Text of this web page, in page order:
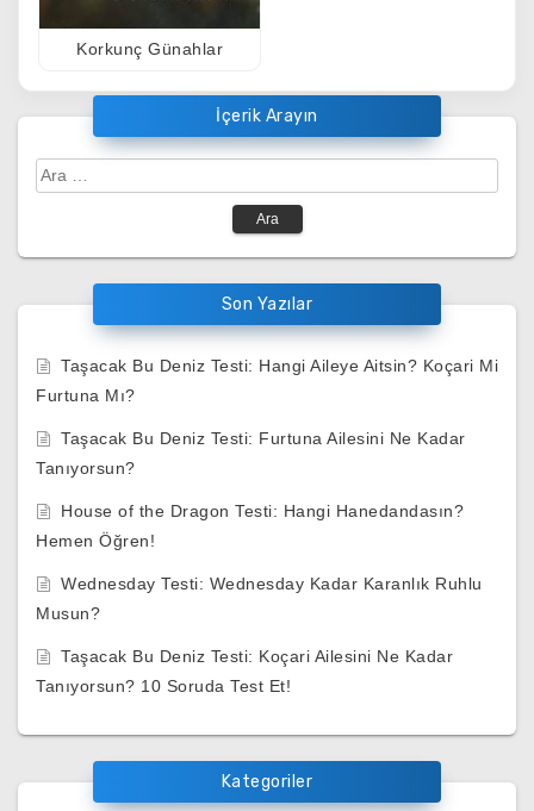
Korkunç Günahlar
İçerik Arayın
Arama:
Son Yazılar
Taşacak Bu Deniz Testi: Hangi Aileye Aitsin? Koçari Mi
Furtuna Mı?
Taşacak Bu Deniz Testi: Furtuna Ailesini Ne Kadar
Tanıyorsun?
House of the Dragon Testi: Hangi Hanedandasın?
Hemen Öğren!
Wednesday Testi: Wednesday Kadar Karanlık Ruhlu
Musun?
Taşacak Bu Deniz Testi: Koçari Ailesini Ne Kadar
Tanıyorsun? 10 Soruda Test Et!
Kategoriler